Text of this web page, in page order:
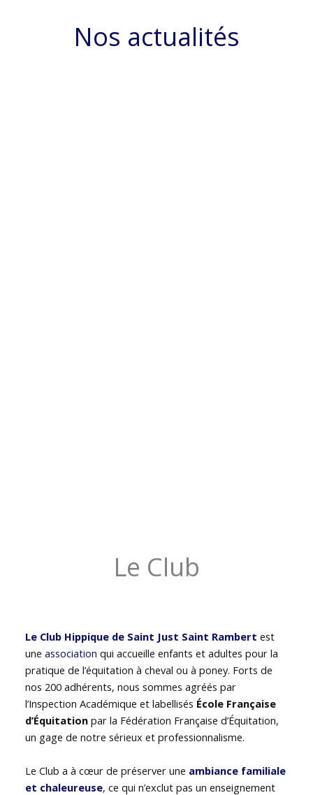
Nos actualités
Le Club
Le Club Hippique de Saint Just Saint Rambert est
uneassociation qui accueille enfants et adultes pour la
pratique de l’équitation à cheval ou à poney. Forts de
nos 200 adhérents, nous sommes agréés par
l’Inspection Académique et labellisés École Française
d’Équitation par la Fédération Française d’Équitation,
un gage de notre sérieux et professionnalisme.
Le Club a à cœur de préserver une ambiance familiale
et chaleureuse, ce qui n’exclut pas un enseignement